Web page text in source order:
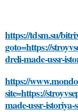
https://tdsm.su/
goto=https://
dreli-made-ussr-
https://
site=https://
made-ussr-